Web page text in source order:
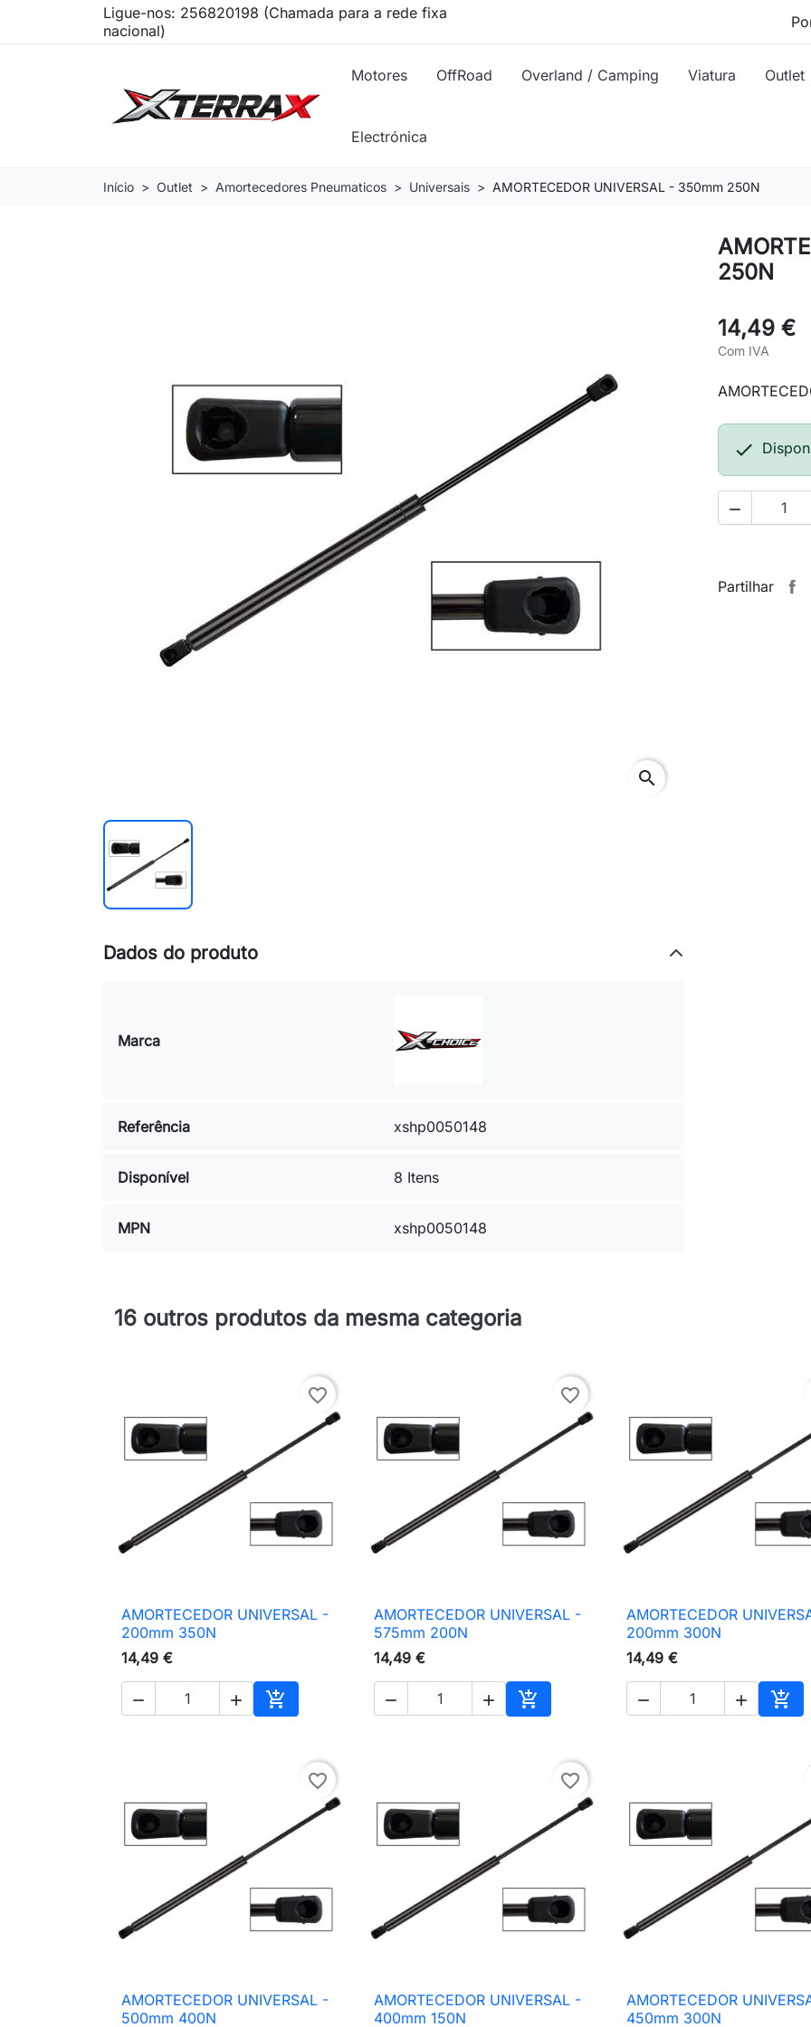
Ligue-nos: 256820198 (Chamada para a rede fixa
nacional)
Motores OffRoad Overland / Camping Viatura Outlet
Electrónica
Início Outlet Amortecedores Pneumaticos Universais AMORTECEDOR UNIVERSAL - 350mm 250N
search
250N
14,49 €
Com IVA


Partilhar
Dados do produto
Marca
Referência xshp0050148
Disponível 8 Itens
MPN xshp0050148
16 outros produtos da mesma categoria
favorite_border
 Vista rápida
AMORTECEDOR UNIVERSAL -
200mm 350N
14,49 €
  
Adicionar ao carrinho
favorite_border
 Vista rápida
AMORTECEDOR UNIVERSAL -
575mm 200N
14,49 €
  
Adicionar ao carrinho
 Vista rápida
AMORTECEDOR
200mm 300N
14,49 €
  
favorite_border
 Vista rápida
AMORTECEDOR UNIVERSAL -
500mm 400N
favorite_border
 Vista rápida
AMORTECEDOR UNIVERSAL -
400mm 150N
 Vista rápida
AMORTECEDOR
450mm 300N